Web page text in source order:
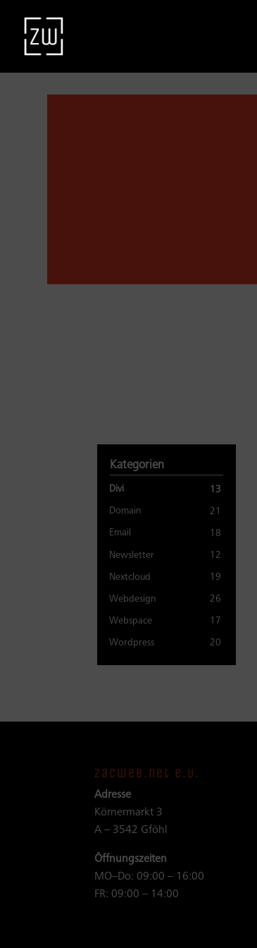
Kategorien
Divi 13
Domain 21
Email 18
Newsletter 12
Nextcloud 19
Webdesign 26
Webspace 17
Wordpress 20
zacweb.net e.U.
Adresse
Körnermarkt 3
A – 3542 Gföhl
Öffnungszeiten
MO–Do: 09:00 – 16:00
FR: 09:00 – 14:00